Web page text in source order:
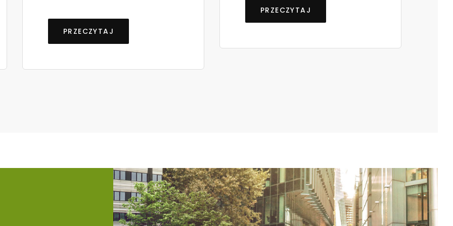
PRZECZYTAJ
PRZECZYTAJ